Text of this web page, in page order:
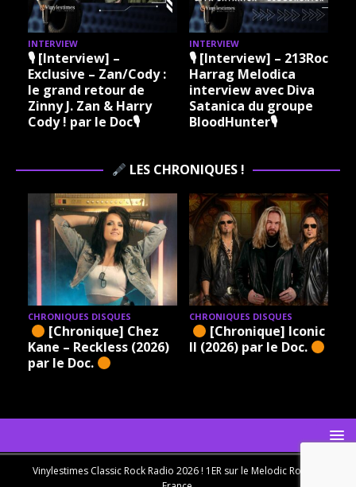
INTERVIEW
🎙 [Interview] –
Exclusive – Zan/Cody :
le grand retour de
Zinny J. Zan & Harry
Cody ! par le Doc🎙
INTERVIEW
🎙 [Interview] – 213Rock
Harrag Melodica
interview avec Diva
Satanica du groupe
BloodHunter🎙
LES CHRONIQUES !
CHRONIQUES DISQUES
[Chronique] Chez
Kane – Reckless (2026)
par le Doc.
CHRONIQUES DISQUES
[Chronique] Iconic –
II (2026) par le Doc.
Vinylestimes Classic Rock Radio 2026 ! 1ER sur le Melodic Rock en